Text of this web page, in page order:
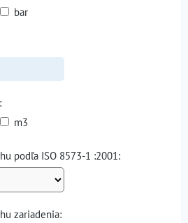
bar
m3
Úprava stlačeného vzduchu podľa ISO 8573-1 :2001:
vzduchu zariadenia: